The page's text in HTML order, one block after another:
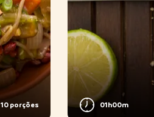
10 porções 01h00m